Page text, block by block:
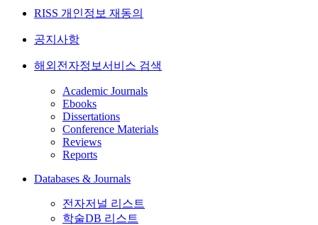
RISS 개인정보 재동의
공지사항
해외전자정보서비스 검색
Academic Journals
Ebooks
Dissertations
Conference Materials
Reviews
Reports
Databases & Journals
전자저널 리스트
학술DB 리스트